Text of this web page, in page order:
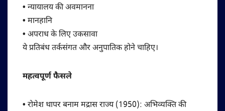
• न्यायालय की अवमानना
• मानहानि
• अपराध के लिए उकसावा
ये प्रतिबंध तर्कसंगत और अनुपातिक होने चाहिए।
महत्वपूर्ण फैसले
• रोमेश थापर बनाम मद्रास राज्य (1950): अभिव्यक्ति की